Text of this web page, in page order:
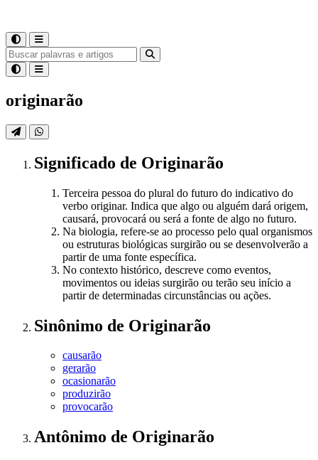
originarão
Significado de Originarão
Terceira pessoa do plural do futuro do indicativo do
verbo originar. Indica que algo ou alguém dará origem,
causará, provocará ou será a fonte de algo no futuro.
Na biologia, refere-se ao processo pelo qual organismos
ou estruturas biológicas surgirão ou se desenvolverão a
partir de uma fonte específica.
No contexto histórico, descreve como eventos,
movimentos ou ideias surgirão ou terão seu início a
partir de determinadas circunstâncias ou ações.
Sinônimo de Originarão
causarão
gerarão
ocasionarão
produzirão
provocarão
Antônimo de Originarão